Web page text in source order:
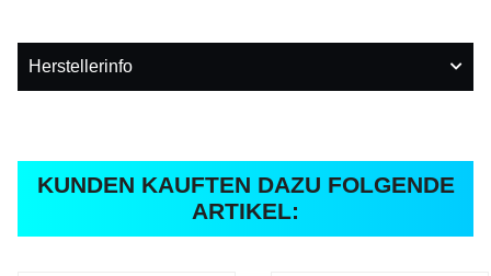
Herstellerinfo
KUNDEN KAUFTEN DAZU FOLGENDE
ARTIKEL: